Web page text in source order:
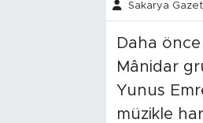
Sakarya
Daha önce
Mânidar
Yunus
müzikle